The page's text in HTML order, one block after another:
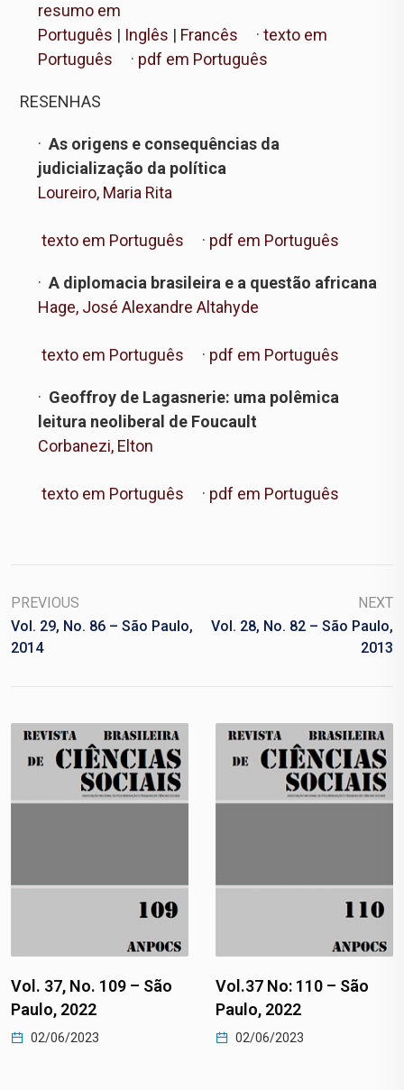
resumo em
Português | Inglês | Francês · texto em
Português · pdf em Português
RESENHAS
· As origens e consequências da
judicialização da política
Loureiro, Maria Rita
texto em Português · pdf em Português
· A diplomacia brasileira e a questão africana
Hage, José Alexandre Altahyde
texto em Português · pdf em Português
· Geoffroy de Lagasnerie: uma polêmica
leitura neoliberal de Foucault
Corbanezi, Elton
texto em Português · pdf em Português
PREVIOUS
Vol. 29, No. 86 – São Paulo,
2014
NEXT
Vol. 28, No. 82 – São Paulo,
2013
Vol. 37, No. 109 – São
Paulo, 2022
02/06/2023
Vol.37 No: 110 – São
Paulo, 2022
02/06/2023